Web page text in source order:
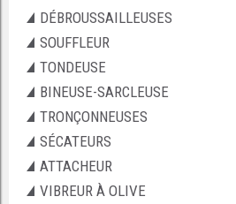
DÉBROUSSAILLEUSES
SOUFFLEUR
TONDEUSE
BINEUSE-SARCLEUSE
TRONÇONNEUSES
SÉCATEURS
ATTACHEUR
VIBREUR À OLIVE